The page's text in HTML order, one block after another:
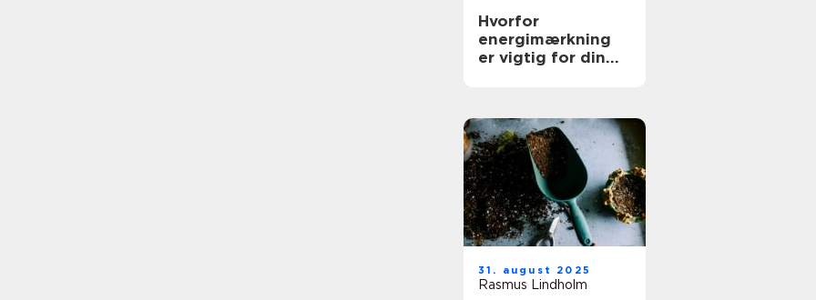
Hvorfor
energimærkning
er vigtig for din
31. august 2025
Rasmus Lindholm